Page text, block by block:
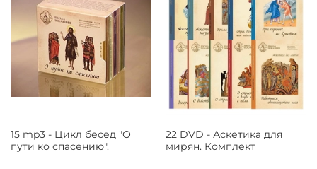
15 mp3 - Цикл бесед "О
пути ко спасению".
22 DVD - Аскетика для
мирян. Комплект